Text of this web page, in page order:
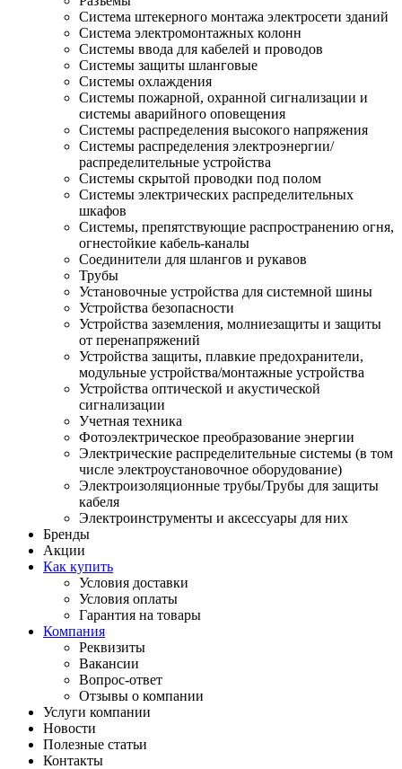
Система штекерного монтажа электросети зданий
Система электромонтажных колонн
Системы ввода для кабелей и проводов
Системы защиты шланговые
Системы охлаждения
Системы пожарной, охранной сигнализации и
системы аварийного оповещения
Системы распределения высокого напряжения
Системы распределения электроэнергии/
распределительные устройства
Системы скрытой проводки под полом
Системы электрических распределительных
шкафов
Системы, препятствующие распространению огня,
огнестойкие кабель-каналы
Соединители для шлангов и рукавов
Трубы
Установочные устройства для системной шины
Устройства безопасности
Устройства заземления, молниезащиты и защиты
от перенапряжений
Устройства защиты, плавкие предохранители,
модульные устройства/монтажные устройства
Устройства оптической и акустической
сигнализации
Учетная техника
Фотоэлектрическое преобразование энергии
Электрические распределительные системы (в том
числе электроустановочное оборудование)
Электроизоляционные трубы/Трубы для защиты
кабеля
Электроинструменты и аксессуары для них
Бренды
Акции
Как купить
Условия доставки
Условия оплаты
Гарантия на товары
Компания
Реквизиты
Вакансии
Вопрос-ответ
Отзывы о компании
Услуги компании
Новости
Полезные статьи
Контакты